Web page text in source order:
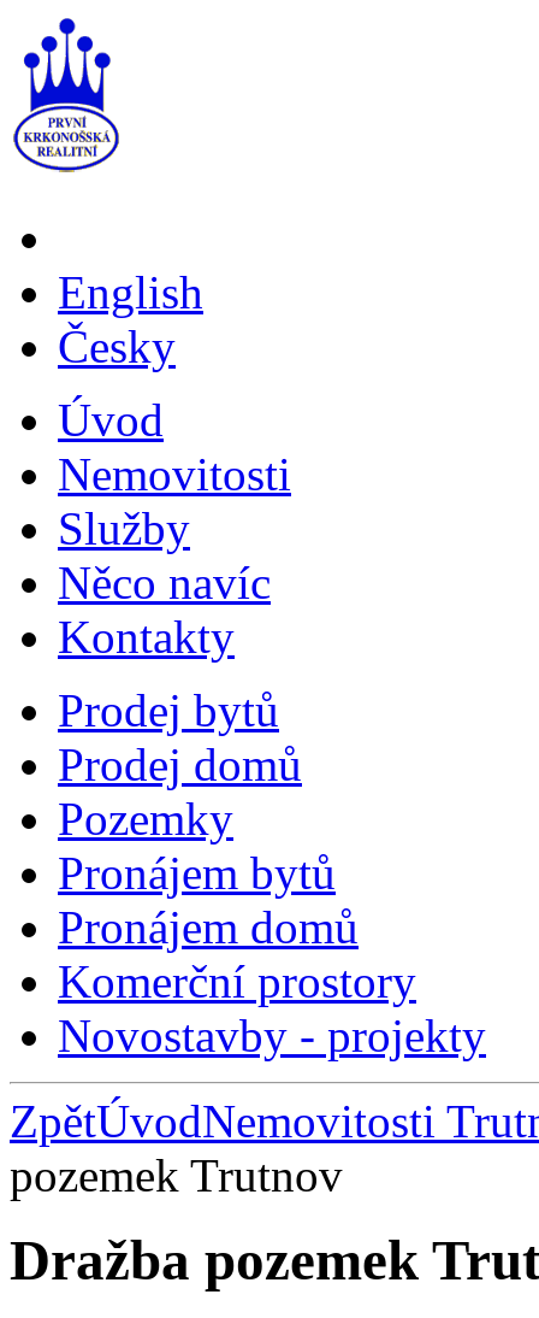
English
Česky
Úvod
Nemovitosti
Služby
Něco navíc
Kontakty
Prodej bytů
Prodej domů
Pozemky
Pronájem bytů
Pronájem domů
Komerční prostory
Novostavby - projekty
ZpětÚvodNemovitosti
pozemek Trutnov
Dražba pozemek